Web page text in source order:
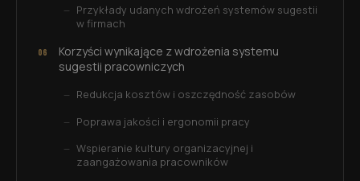
Przykłady udanych wdrożeń systemów sugestii
w firmach
Korzyści wynikające z wdrożenia systemu
sugestii pracowniczych
Redukcja kosztów i oszczędność zasobów
Poprawa jakości i ergonomii pracy
Wspieranie kultury organizacyjnej i
zaangażowania pracowników